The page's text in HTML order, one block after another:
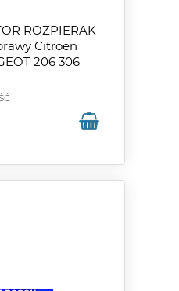
ROZPIERAK
Citroen
206 306